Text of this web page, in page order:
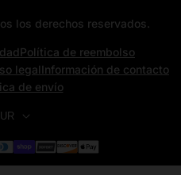
los derechos reservados.
Política de reembolso
legalInformación de contacto
de envío